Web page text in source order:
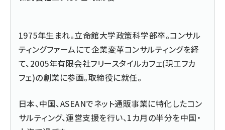
1975年生まれ。立命館大学政策科学部卒。コンサル
ティングファームにて企業変革コンサルティングを経
て、2005年有限会社フリースタイルカフェ(現エフカ
フェ)の創業に参画。取締役に就任。
日本、中国、ASEANでネット通販事業に特化したコン
サルティング、運営支援を行い、1カ月の半分を中国・